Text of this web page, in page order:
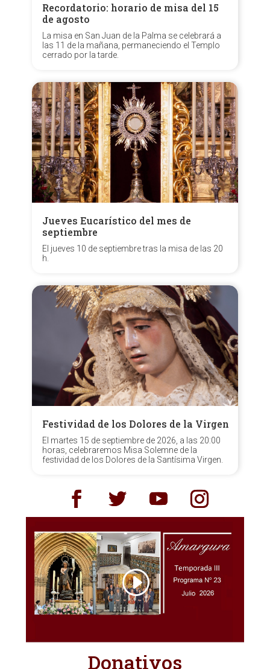
Recordatorio: horario de misa del 15
de agosto
La misa en San Juan de la Palma se celebrará a
las 11 de la mañana, permaneciendo el Templo
cerrado por la tarde.
Jueves Eucarístico del mes de
septiembre
El jueves 10 de septiembre tras la misa de las 20
h.
Festividad de los Dolores de la Virgen
El martes 15 de septiembre de 2026, a las 20:00
horas, celebraremos Misa Solemne de la
festividad de los Dolores de la Santísima Virgen.
Donativos